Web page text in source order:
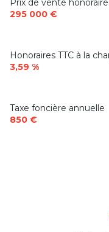
Prix de vente
295 000 €
Honoraires TTC à la
3,59 %
Taxe foncière annuelle
850 €